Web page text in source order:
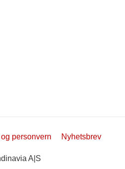
personvern Nyhetsbrev
A|S